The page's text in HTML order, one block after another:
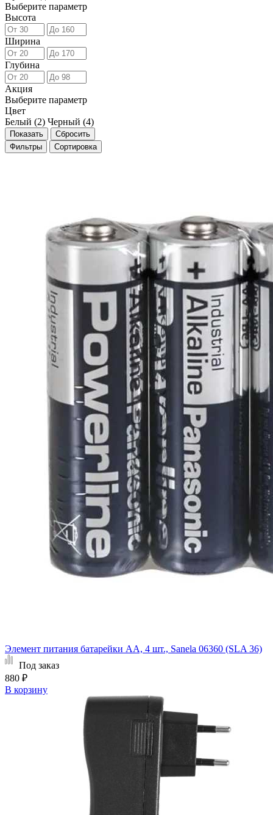
Выберите параметр
Высота
Ширина
Глубина
Акция
Выберите параметр
Цвет
Белый (2) Черный (4)
Фильтры Сортировка
Элемент питания батарейки АА, 4 шт., Sanela 06360 (SLA 36)
Под заказ
880 ₽
В корзину